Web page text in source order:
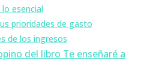
esencial
prioridades de gasto
de los ingresos
del libro Te enseñaré a